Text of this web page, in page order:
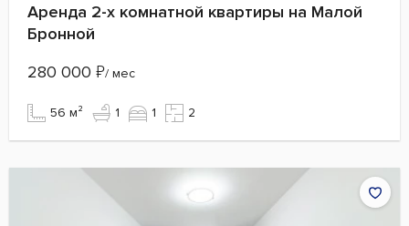
Аренда 2-х комнатной квартиры на Малой
Бронной
280 000 ₽/ мес
56 м² 1 1 2